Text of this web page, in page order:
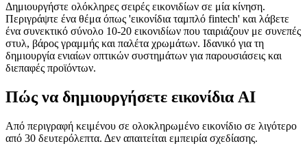
Δημιουργήστε ολόκληρες σειρές εικονιδίων σε μία κίνηση.
Περιγράψτε ένα θέμα όπως 'εικονίδια ταμπλό fintech' και λάβετε
ένα συνεκτικό σύνολο 10-20 εικονιδίων που ταιριάζουν με συνεπές
στυλ, βάρος γραμμής και παλέτα χρωμάτων. Ιδανικό για τη
δημιουργία ενιαίων οπτικών συστημάτων για παρουσιάσεις και
διεπαφές προϊόντων.
Πώς να δημιουργήσετε εικονίδια AI
Από περιγραφή κειμένου σε ολοκληρωμένο εικονίδιο σε λιγότερο
από 30 δευτερόλεπτα. Δεν απαιτείται εμπειρία σχεδίασης.